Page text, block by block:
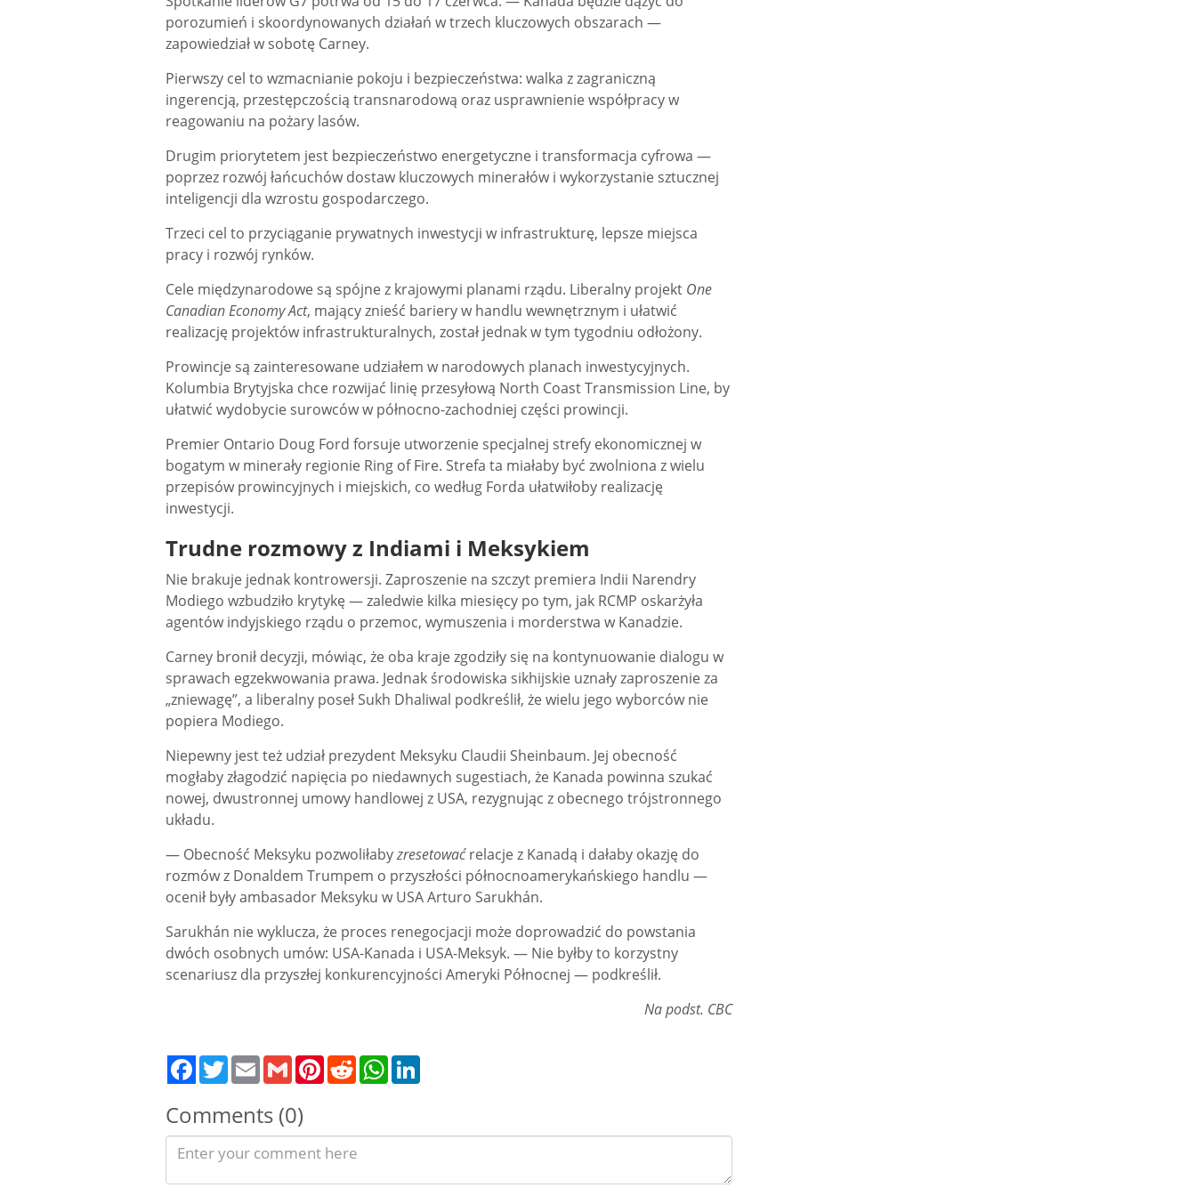
porozumień i skoordynowanych działań w trzech kluczowych obszarach —
zapowiedział w sobotę Carney.
Pierwszy cel to wzmacnianie pokoju i bezpieczeństwa: walka z zagraniczną
ingerencją, przestępczością transnarodową oraz usprawnienie współpracy w
reagowaniu na pożary lasów.
Drugim priorytetem jest bezpieczeństwo energetyczne i transformacja cyfrowa —
poprzez rozwój łańcuchów dostaw kluczowych minerałów i wykorzystanie sztucznej
inteligencji dla wzrostu gospodarczego.
Trzeci cel to przyciąganie prywatnych inwestycji w infrastrukturę, lepsze miejsca
pracy i rozwój rynków.
Cele międzynarodowe są spójne z krajowymi planami rządu. Liberalny projekt One
Canadian Economy Act, mający znieść bariery w handlu wewnętrznym i ułatwić
realizację projektów infrastrukturalnych, został jednak w tym tygodniu odłożony.
Prowincje są zainteresowane udziałem w narodowych planach inwestycyjnych.
Kolumbia Brytyjska chce rozwijać linię przesyłową North Coast Transmission Line, by
ułatwić wydobycie surowców w północno-zachodniej części prowincji.
Premier Ontario Doug Ford forsuje utworzenie specjalnej strefy ekonomicznej w
bogatym w minerały regionie Ring of Fire. Strefa ta miałaby być zwolniona z wielu
przepisów prowincyjnych i miejskich, co według Forda ułatwiłoby realizację
inwestycji.
Trudne rozmowy z Indiami i Meksykiem
Nie brakuje jednak kontrowersji. Zaproszenie na szczyt premiera Indii Narendry
Modiego wzbudziło krytykę — zaledwie kilka miesięcy po tym, jak RCMP oskarżyła
agentów indyjskiego rządu o przemoc, wymuszenia i morderstwa w Kanadzie.
Carney bronił decyzji, mówiąc, że oba kraje zgodziły się na kontynuowanie dialogu w
sprawach egzekwowania prawa. Jednak środowiska sikhijskie uznały zaproszenie za
„zniewagę”, a liberalny poseł Sukh Dhaliwal podkreślił, że wielu jego wyborców nie
popiera Modiego.
Niepewny jest też udział prezydent Meksyku Claudii Sheinbaum. Jej obecność
mogłaby złagodzić napięcia po niedawnych sugestiach, że Kanada powinna szukać
nowej, dwustronnej umowy handlowej z USA, rezygnując z obecnego trójstronnego
układu.
— Obecność Meksyku pozwoliłabyzresetowaćrelacje z Kanadą i dałaby okazję do
rozmów z Donaldem Trumpem o przyszłości północnoamerykańskiego handlu —
ocenił były ambasador Meksyku w USA Arturo Sarukhán.
Sarukhán nie wyklucza, że proces renegocjacji może doprowadzić do powstania
dwóch osobnych umów: USA-Kanada i USA-Meksyk. — Nie byłby to korzystny
scenariusz dla przyszłej konkurencyjności Ameryki Północnej — podkreślił.
Na podst. CBC
TwitterEmail Gmail PinterestRedditWhatsApp
Comments (0)